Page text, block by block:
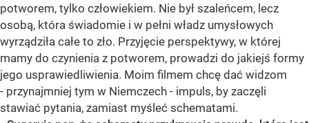
potworem, tylko człowiekiem. Nie był szaleńcem, lecz
osobą, która świadomie i w pełni władz umysłowych
wyrządziła całe to zło. Przyjęcie perspektywy, w której
mamy do czynienia z potworem, prowadzi do jakiejś formy
jego usprawiedliwienia. Moim filmem chcę dać widzom
- przynajmniej tym w Niemczech - impuls, by zaczęli
stawiać pytania, zamiast myśleć schematami.